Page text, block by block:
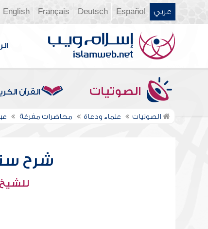
عربي Español
Deutsch
Français
English
الصوتيات القرآن
الصوتيات علماء ودعاة محاضرات مفرغة
شرح سنن